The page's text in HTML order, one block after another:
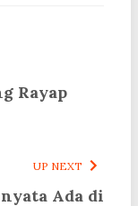
Rayap
UP NEXT
Ada di